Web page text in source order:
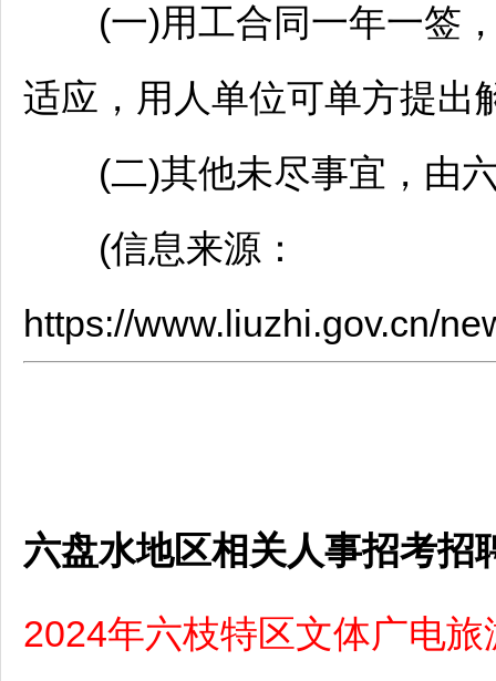
(一)用工合同一年一签，
适应，用人单位可单方提出
(二)其他未尽事宜，由
(信息来源：
https://www.liuzhi.gov.cn/
六盘水地区相关人事招考招
2024年六枝特区文体广电